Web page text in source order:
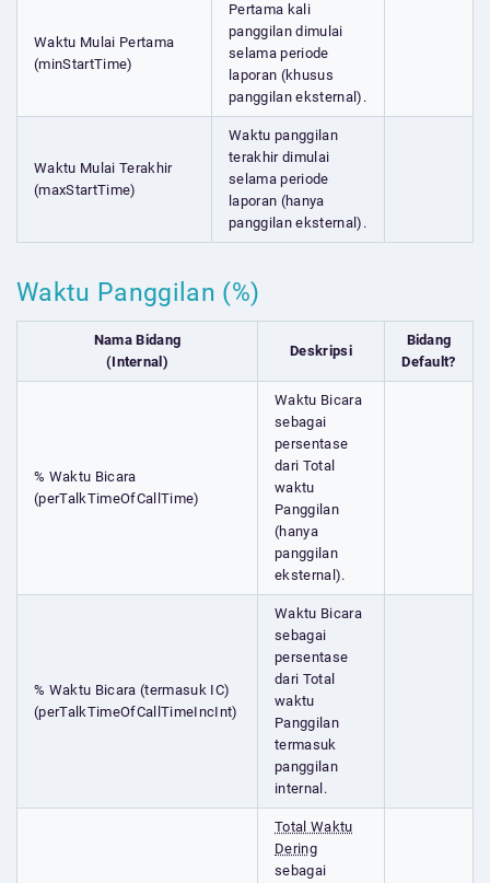
Waktu Mulai Pertama
(minStartTime)
Pertama kali
panggilan dimulai
selama periode
laporan (khusus
panggilan eksternal).
Waktu Mulai Terakhir
(maxStartTime)
Waktu panggilan
terakhir dimulai
selama periode
laporan (hanya
panggilan eksternal).
Waktu Panggilan (%)
Nama Bidang
(Internal)
Deskripsi
Bidang
Default?
% Waktu Bicara
(perTalkTimeOfCallTime)
Waktu Bicara
sebagai
persentase
dari Total
waktu
Panggilan
(hanya
panggilan
eksternal).
% Waktu Bicara (termasuk IC)
(perTalkTimeOfCallTimeIncInt)
Waktu Bicara
sebagai
persentase
dari Total
waktu
Panggilan
termasuk
panggilan
internal.
Total Waktu
Dering
sebagai